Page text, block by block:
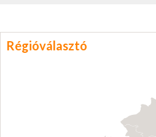
Régióválasztó